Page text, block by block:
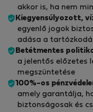
akkor is, ha nem
Kiegyensúlyozott,
egyenlő jogok
adása a
Betétmentes
a jelentős előzetes
megszüntetése
100%-os
amely garantálja,
biztonságosak és